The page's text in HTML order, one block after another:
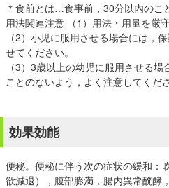
＊食前とは…食事前，30分以内のこ
用法関連注意 （1）用法・用量を厳
（2）小児に服用させる場合には，
せてください。
（3）3歳以上の幼児に服用させる
ことのないよう，よく注意してくださ
効果効能
便秘。便秘に伴う次の症状の緩和：
欲減退），腹部膨満，腸内異常醗酵